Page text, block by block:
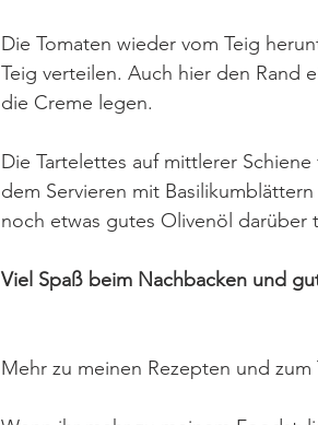
Die Tomaten wieder vom Teig
Teig verteilen. Auch hier den Rand
die Creme legen.
Die Tartelettes auf mittlerer
dem Servieren mit
noch etwas gutes Olivenöl darüber
Viel Spaß beim Nachbacken und
Mehr zu meinen Rezepten und